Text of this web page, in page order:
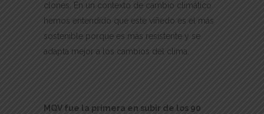
clones. En un contexto de cambio climático
hemos entendido que este viñedo es el más
sostenible porque es más resistente y se
adapta mejor a los cambios del clima.
MQV fue la primera en subir de los 90